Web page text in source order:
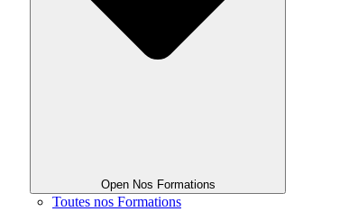
Open Nos Formations
Toutes nos Formations